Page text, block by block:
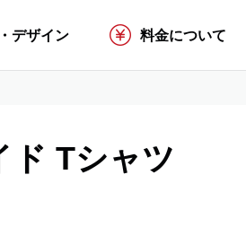
デザイン 料金について
ド Tシャツ